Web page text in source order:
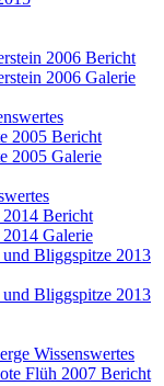
2006 Bericht
2006 Galerie
2005 Bericht
2005 Galerie
2014 Bericht
2014 Galerie
und Bliggspitze 2013
und Bliggspitze 2013
Wissenswertes
Flüh 2007 Bericht